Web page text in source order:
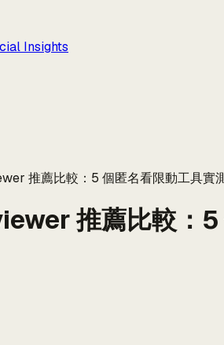
Insights
推薦比較：5 個匿名看限動工具實
推薦比較：